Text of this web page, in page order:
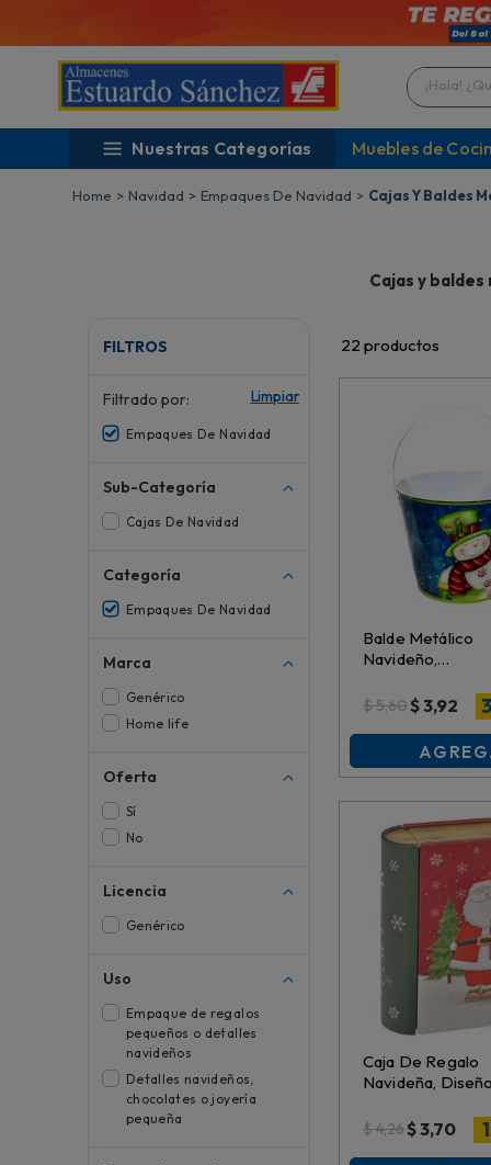
¡Hola! ¿Qué
Nuestras Categorías Muebles de
Navidad Empaques De Navidad Cajas Y Baldes
Cajas y
FILTROS
Filtrado por:
Empaques De Navidad
Sub-Categoría
Cajas De Navidad
Categoría
Empaques De Navidad
Marca
Genérico
Home life
Oferta
Sí
No
Licencia
Genérico
Uso
Empaque de regalos
pequeños o detalles
navideños
Detalles navideños,
chocolates o joyería
pequeña
Limpiar
22 productos
Balde Metálico
Navideño,
San1123 \
$5,60$3,92
Caja De Regalo
Navideña,
Es27354
$4,26$3,70